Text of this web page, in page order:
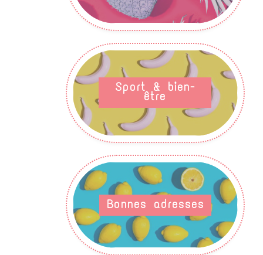
Sport & bien-
être
Bonnes adresses